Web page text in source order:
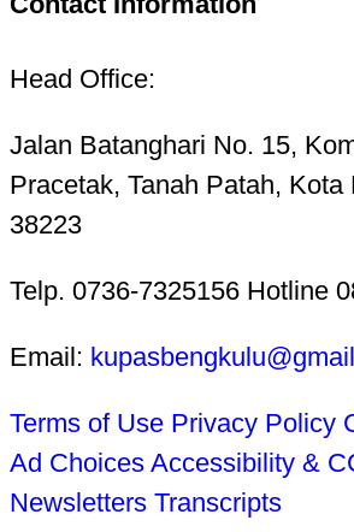
Head Office:
Jalan Batanghari No. 15,
Pracetak, Tanah Patah, Kota
38223
Telp. 0736-7325156 Hotline
Email:
Terms of Use Privacy Policy
Ad Choices Accessibility &
Newsletters Transcripts